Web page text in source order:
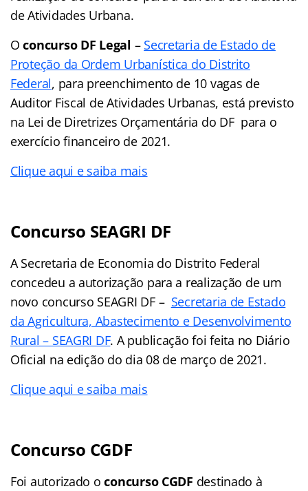
de Atividades Urbana.
Oconcurso DF Legal – Secretaria de Estado de
Proteção da Ordem Urbanística do Distrito
Federal, para preenchimento de 10 vagas de
Auditor Fiscal de Atividades Urbanas, está previsto
na Lei de Diretrizes Orçamentária do DF para o
exercício financeiro de 2021.
Clique aqui e saiba mais
Concurso SEAGRI DF
A Secretaria de Economia do Distrito Federal
concedeu a autorização para a realização de um
novo concurso SEAGRI DF – Secretaria de Estado
da Agricultura, Abastecimento e Desenvolvimento
Rural – SEAGRI DF. A publicação foi feita no Diário
Oficial na edição do dia 08 de março de 2021.
Clique aqui e saiba mais
Concurso CGDF
Foi autorizado oconcurso CGDF destinado à